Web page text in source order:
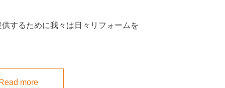
するために我々は日々リフォームを
more